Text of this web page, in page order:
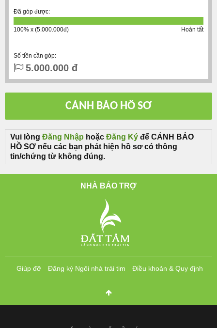
Đã góp được:
100% x (5.000.000đ) Hoàn tất
Số tiền cần góp:
5.000.000 đ
Vui lòng Đăng Nhập hoặc Đăng Ký để CẢNH BÁO
HỒ SƠ nếu các bạn phát hiện hồ sơ có thông
tin/chứng từ không đúng.
NHÀ BẢO TRỢ
Giúp đỡ Đăng ký Ngôi nhà trái tim Điều khoản & Quy định